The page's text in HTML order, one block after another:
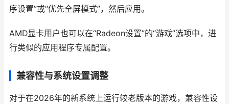
序设置”或“优先全屏模式”，然后应用。
AMD显卡用户也可以在“Radeon设置”的“游戏”选项中，进
行类似的应用程序专属配置。
兼容性与系统设置调整
对于在2026年的新系统上运行较老版本的游戏，兼容性设